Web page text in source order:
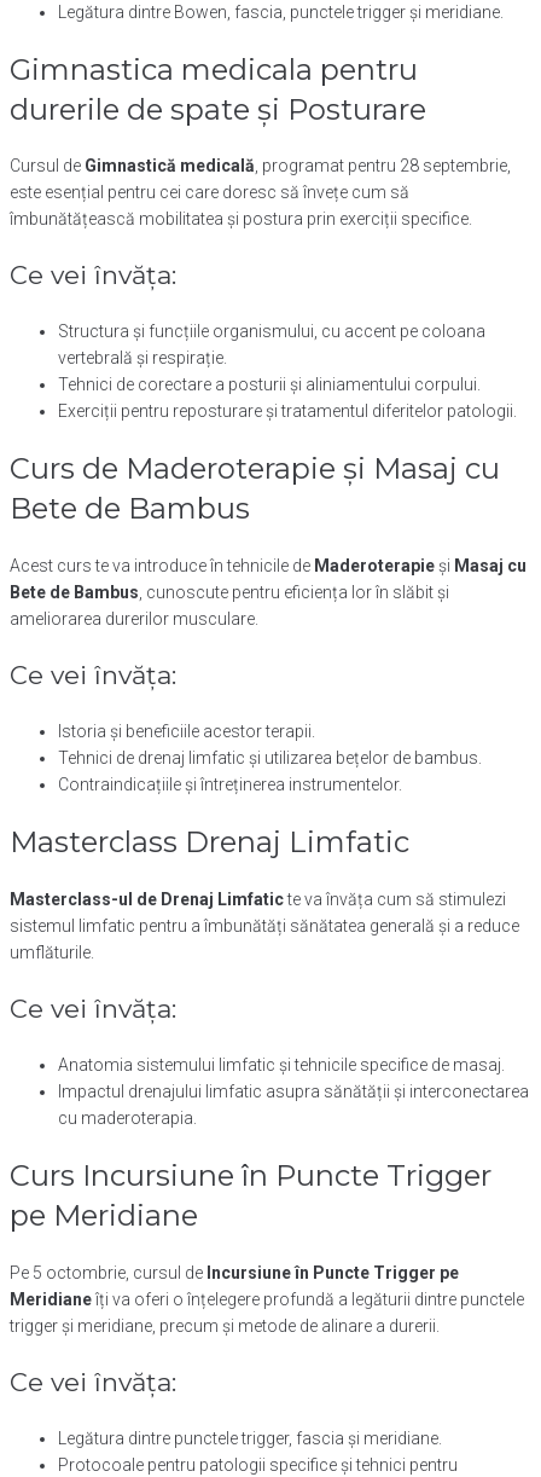
Legătura dintre Bowen, fascia, punctele trigger și meridiane.
Gimnastica medicala pentru
durerile de spate și Posturare
Cursul de Gimnastică medicală, programat pentru 28 septembrie,
este esențial pentru cei care doresc să învețe cum să
îmbunătățească mobilitatea și postura prin exerciții specifice.
Ce vei învăța:
Structura și funcțiile organismului, cu accent pe coloana
vertebrală și respirație.
Tehnici de corectare a posturii și aliniamentului corpului.
Exerciții pentru reposturare și tratamentul diferitelor patologii.
Curs de Maderoterapie și Masaj cu
Bete de Bambus
Acest curs te va introduce în tehnicile de Maderoterapieși Masaj cu
Bete de Bambus, cunoscute pentru eficiența lor în slăbit și
ameliorarea durerilor musculare.
Ce vei învăța:
Istoria și beneficiile acestor terapii.
Tehnici de drenaj limfatic și utilizarea bețelor de bambus.
Contraindicațiile și întreținerea instrumentelor.
Masterclass Drenaj Limfatic
Masterclass-ul de Drenaj Limfaticte va învăța cum să stimulezi
sistemul limfatic pentru a îmbunătăți sănătatea generală și a reduce
umflăturile.
Ce vei învăța:
Anatomia sistemului limfatic și tehnicile specifice de masaj.
Impactul drenajului limfatic asupra sănătății și interconectarea
cu maderoterapia.
Curs Incursiune în Puncte Trigger
pe Meridiane
Pe 5 octombrie, cursul de Incursiune în Puncte Trigger pe
Meridianeîți va oferi o înțelegere profundă a legăturii dintre punctele
trigger și meridiane, precum și metode de alinare a durerii.
Ce vei învăța:
Legătura dintre punctele trigger, fascia și meridiane.
Protocoale pentru patologii specifice și tehnici pentru